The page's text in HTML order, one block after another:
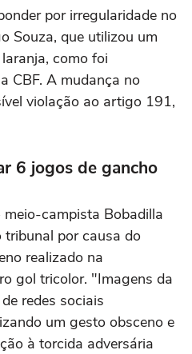
por irregularidade no
Souza, que utilizou um
como foi
CBF. A mudança no
violação ao artigo 191,
6 jogos de gancho
campista Bobadilla
por causa do
realizado na
gol tricolor. "Imagens da
redes sociais
um gesto obsceno e
à torcida adversária